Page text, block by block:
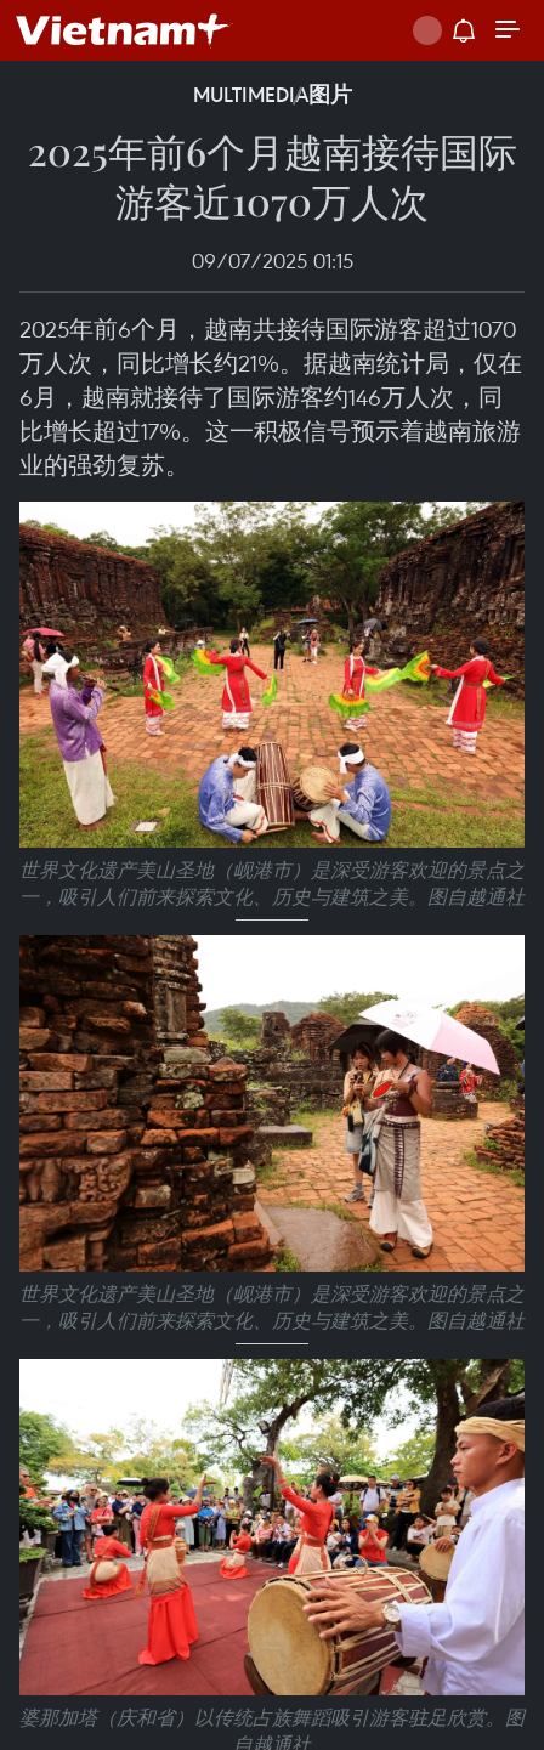
MULTIMEDIA图片
2025年前6个月越南接待国际
游客近1070万人次
09/07/2025 01:15
2025年前6个月，越南共接待国际游客超过1070
万人次，同比增长约21%。据越南统计局，仅在
6月，越南就接待了国际游客约146万人次，同
比增长超过17%。这一积极信号预示着越南旅游
业的强劲复苏。
世界文化遗产美山圣地（岘港市）是深受游客欢迎的景点之
一，吸引人们前来探索文化、历史与建筑之美。图自越通社
世界文化遗产美山圣地（岘港市）是深受游客欢迎的景点之
一，吸引人们前来探索文化、历史与建筑之美。图自越通社
婆那加塔（庆和省）以传统占族舞蹈吸引游客驻足欣赏。图
自越通社